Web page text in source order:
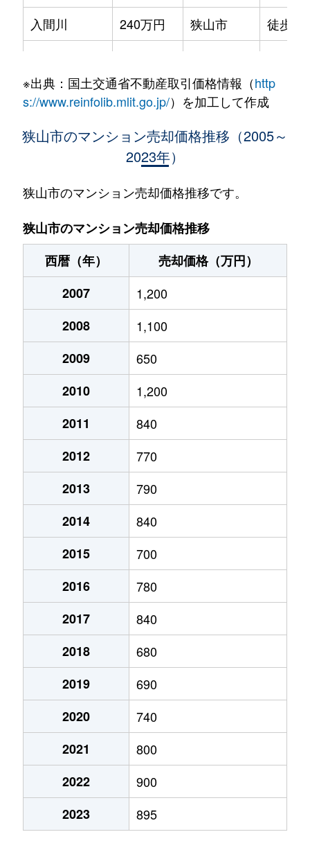
入間川
240万円 狭山市
徒歩7
入間川
2,100万円 狭山市
徒歩14
980万円
入間川
1,600万円 狭山市
入間川
1,000万円 狭山市
入間川
2,200万円 狭山市
入間川
3,700万円
入間川
2,300万円
鵜ノ木
1,200万円
大字上奥富
1,600万円
2,000万円
3,100万円
2,400万円
1,800万円
大字北入曽
400万円
大字北入曽
930万円
大字北入曽
860万円
狭山台
570万円
狭山台
350万円
狭山台
300万円
狭山台
550万円
新狭山
290万円
新狭山
1,700万円
※出典：国土交通省不動産取引価格情報（http
s://www.reinfolib.mlit.go.jp/）を加工して作成
狭山市のマンション売却価格推移（2005～
2023年）
狭山市のマンション売却価格推移です。
狭山市のマンション売却価格推移
西暦（年）
売却価格（万円）
2007
1,200
2008
1,100
2009
650
2010
1,200
2011
840
2012
770
2013
790
2014
840
2015
700
2016
780
2017
840
2018
680
2019
690
2020
740
2021
800
2022
900
2023
895